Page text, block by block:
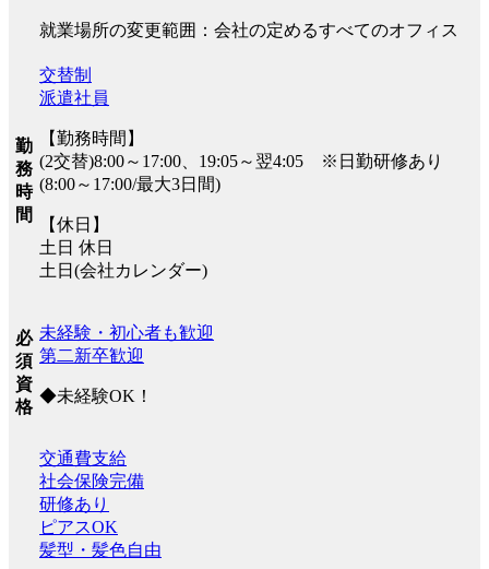
就業場所の変更範囲：会社の定めるすべてのオフィス
勤
務
時
間
交替制
派遣社員
【勤務時間】
(2交替)8:00～17:00、19:05～翌4:05 ※日勤研修あり
(8:00～17:00/最大3日間)
【休日】
土日 休日
土日(会社カレンダー)
必
須
資
格
未経験・初心者も歓迎
第二新卒歓迎
◆未経験OK！
交通費支給
社会保険完備
研修あり
ピアスOK
髪型・髪色自由